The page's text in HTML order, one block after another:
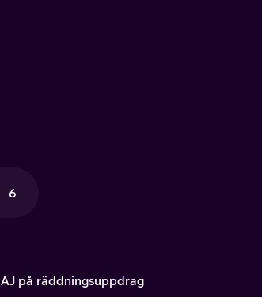
6
AJ på räddningsuppdrag